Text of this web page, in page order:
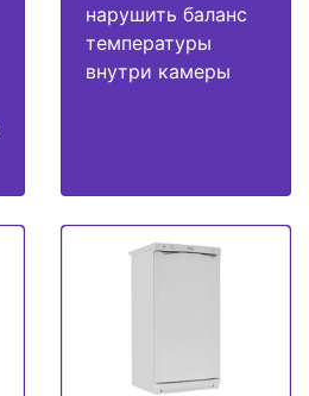
нарушить баланс
температуры
внутри камеры